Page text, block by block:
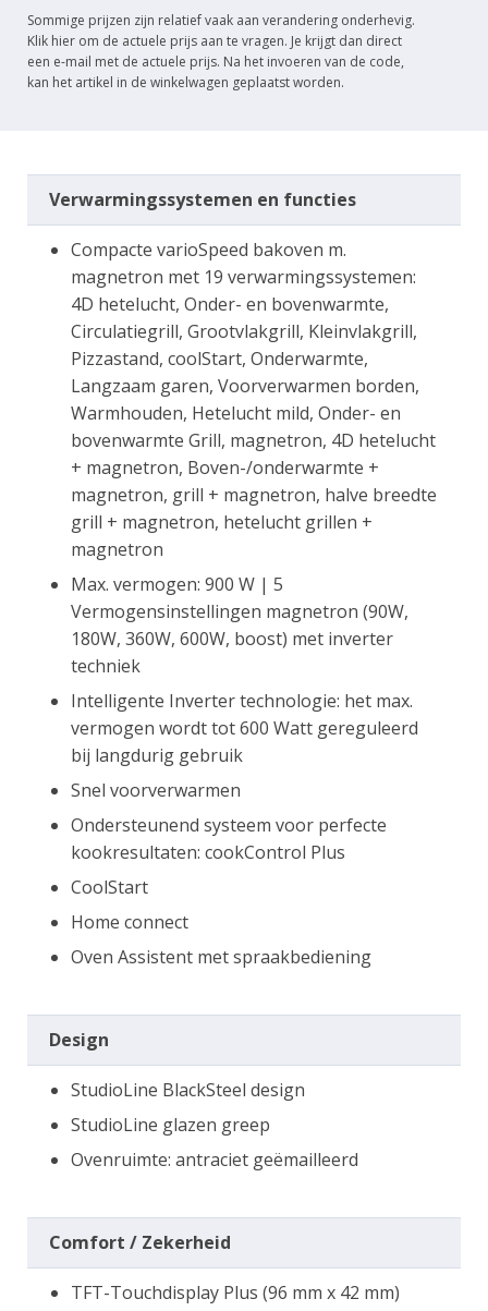
Sommige prijzen zijn relatief vaak aan verandering onderhevig.
Klik hier om de actuele prijs aan te vragen. Je krijgt dan direct
een e-mail met de actuele prijs. Na het invoeren van de code,
kan het artikel in de winkelwagen geplaatst worden.
Verwarmingssystemen en functies
Compacte varioSpeed bakoven m.
magnetron met 19 verwarmingssystemen:
4D hetelucht, Onder- en bovenwarmte,
Circulatiegrill, Grootvlakgrill, Kleinvlakgrill,
Pizzastand, coolStart, Onderwarmte,
Langzaam garen, Voorverwarmen borden,
Warmhouden, Hetelucht mild, Onder- en
bovenwarmte Grill, magnetron, 4D hetelucht
+ magnetron, Boven-/onderwarmte +
magnetron, grill + magnetron, halve breedte
grill + magnetron, hetelucht grillen +
magnetron
Max. vermogen: 900 W | 5
Vermogensinstellingen magnetron (90W,
180W, 360W, 600W, boost) met inverter
techniek
Intelligente Inverter technologie: het max.
vermogen wordt tot 600 Watt gereguleerd
bij langdurig gebruik
Snel voorverwarmen
Ondersteunend systeem voor perfecte
kookresultaten: cookControl Plus
CoolStart
Home connect
Oven Assistent met spraakbediening
Design
StudioLine BlackSteel design
StudioLine glazen greep
Ovenruimte: antraciet geëmailleerd
Comfort / Zekerheid
TFT-Touchdisplay Plus (96 mm x 42 mm)